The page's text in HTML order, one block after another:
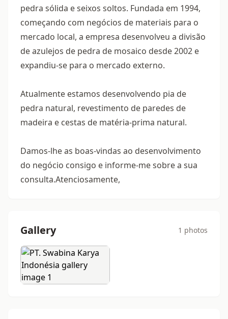
pedra sólida e seixos soltos. Fundada em 1994,
começando com negócios de materiais para o
mercado local, a empresa desenvolveu a divisão
de azulejos de pedra de mosaico desde 2002 e
expandiu-se para o mercado externo.
Atualmente estamos desenvolvendo pia de
pedra natural, revestimento de paredes de
madeira e cestas de matéria-prima natural.
Damos-lhe as boas-vindas ao desenvolvimento
do negócio consigo e informe-me sobre a sua
consulta.Atenciosamente,
Gallery 1 photos